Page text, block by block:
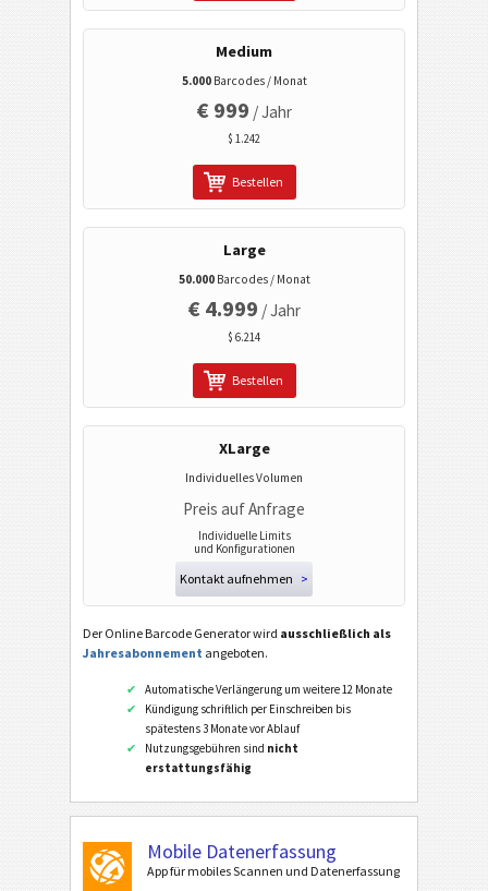
Medium
5.000Barcodes / Monat
€ 999 / Jahr
$ 1.242
Bestellen
Large
50.000Barcodes / Monat
€ 4.999 / Jahr
$ 6.214
Bestellen
XLarge
Individuelles Volumen
Preis auf Anfrage
Individuelle Limits
und Konfigurationen
Kontakt aufnehmen >
Der Online Barcode Generator wird ausschließlich als
Jahresabonnement angeboten.
Automatische Verlängerung um weitere 12 Monate
Kündigung schriftlich per Einschreiben bis
spätestens 3 Monate vor Ablauf
Nutzungsgebühren sind nicht
erstattungsfähig
Mobile Datenerfassung
App für mobiles Scannen und Datenerfassung